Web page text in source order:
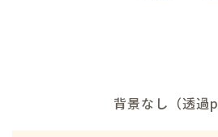
背景なし（透過